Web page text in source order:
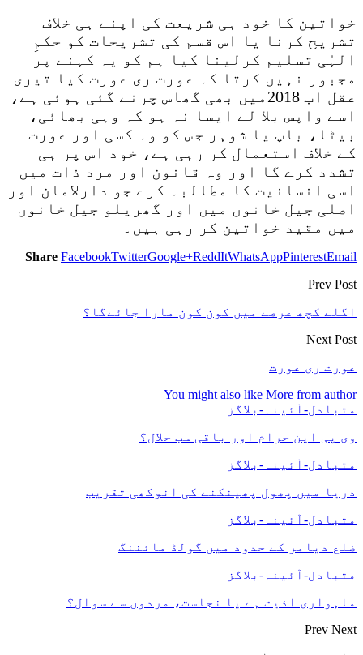
خواتین کا خود ہی شریعت کی اپنے ہی خلاف
تشریح کرنا یا اس قسم کی تشریحات کو حکمِ
الہٰی تسلیم کرلینا کیا ہم کو یہ کہنے پر
مجبور نہیں کرتا کہ عورت ری عورت کیا تیری
عقل اب 2018میں بھی گھاس چرنے گئی ہوئی ہے،
اسے واپس بلا لے ایسا نہ ہو کہ وہی بھائی،
بیٹا، باپ یا شوہر جس کو وہ کسی اور عورت
کے خلاف استعمال کر رہی ہے، خود اس پر ہی
تشدد کرے گا اور وہ قانون اور مرد ذات میں
اسی انسانیت کا مطالبہ کرے جو دارلامان اور
اصلی جیل خانوں میں اور گھریلو جیل خانوں
میں مقید خواتین کر رہی ہیں۔
Share FacebookTwitterGoogle+ReddItWhatsAppPinterestEmail
Prev Post
اگلے کچھ عرصے میں کون کون مارا جائےگا؟
Next Post
عورت ری عورت
You might also like More from author
متبادل-آئینہ-بلاگز
وی پی این حرام اور باقی سب حلال؟
متبادل-آئینہ-بلاگز
دریا میں پھول پھینکنے کی انوکھی تقریب
متبادل-آئینہ-بلاگز
ضلع دیامر کے حدود میں گولڈ مائننگ
متبادل-آئینہ-بلاگز
ماہواری اذیت ہے یا نجاست، مردوں سے سوال؟
Prev Next